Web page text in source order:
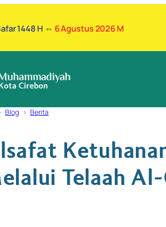
1448 H ⇔ 6 Agustus 2026 M
Blog Berita
Telaah